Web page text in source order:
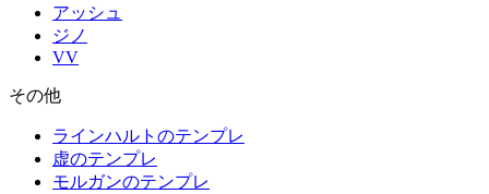
アッシュ
ジノ
VV
その他
ラインハルトのテンプレ
虚のテンプレ
モルガンのテンプレ